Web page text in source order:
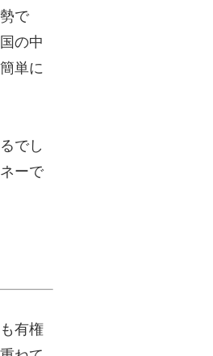
で
の中
単に
でし
ーで
有権